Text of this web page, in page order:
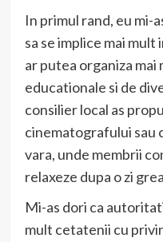
In primul rand, eu mi-
sa se implice mai
ar putea organiza
educationale si de
consilier local as
cinematografului sau
vara, unde membrii
relaxeze dupa o zi
Mi-as dori ca
mult cetatenii cu